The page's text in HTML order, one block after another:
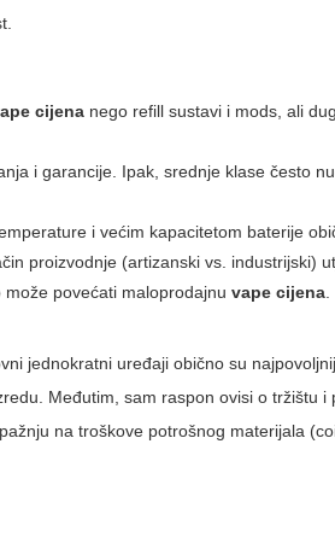
cijena nego refill sustavi i mods, ali
i garancije. Ipak, srednje klase često
i većim kapacitetom baterije
proizvodnje (artizanski vs. industrijski)
može povećati maloprodajnuvape cijena
jednokratni uređaji obično su
Međutim, sam raspon ovisi o tržištu i
na troškove potrošnog materijala